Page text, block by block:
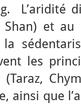
L’aridité
et
les
ainsi que